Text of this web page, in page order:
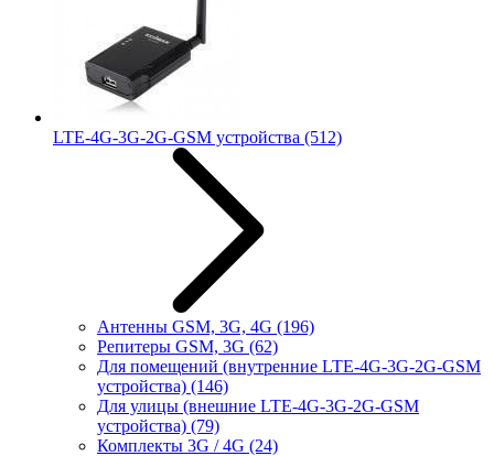
LTE-4G-3G-2G-GSM устройства (512)
Антенны GSM, 3G, 4G (196)
Репитеры GSM, 3G (62)
Для помещений (внутренние LTE-4G-3G-2G-GSM
устройства) (146)
Для улицы (внешние LTE-4G-3G-2G-GSM
устройства) (79)
Комплекты 3G / 4G (24)